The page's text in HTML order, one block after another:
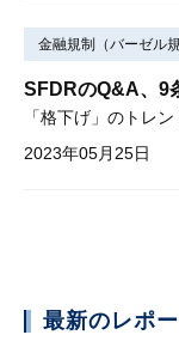
金融規制（バーゼル
SFDRのQ&A、9
2023年05月25日
最新のレポ